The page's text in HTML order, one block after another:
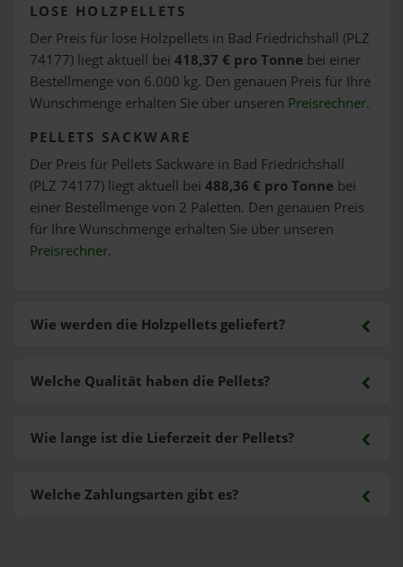
LOSE HOLZPELLETS
Der Preis für lose Holzpellets in Bad Friedrichshall (PLZ
74177) liegt aktuell bei 418,37 € pro Tonne bei einer
Bestellmenge von 6.000 kg. Den genauen Preis für Ihre
Wunschmenge erhalten Sie über unseren Preisrechner.
PELLETS SACKWARE
Der Preis für Pellets Sackware in Bad Friedrichshall
(PLZ 74177) liegt aktuell bei 488,36 € pro Tonne bei
einer Bestellmenge von 2 Paletten. Den genauen Preis
für Ihre Wunschmenge erhalten Sie über unseren
Preisrechner.
Wie werden die Holzpellets geliefert?
Welche Zahlungsarten gibt es?
Welche Qualität haben die Pellets?
Wie lange ist die Lieferzeit der Pellets?